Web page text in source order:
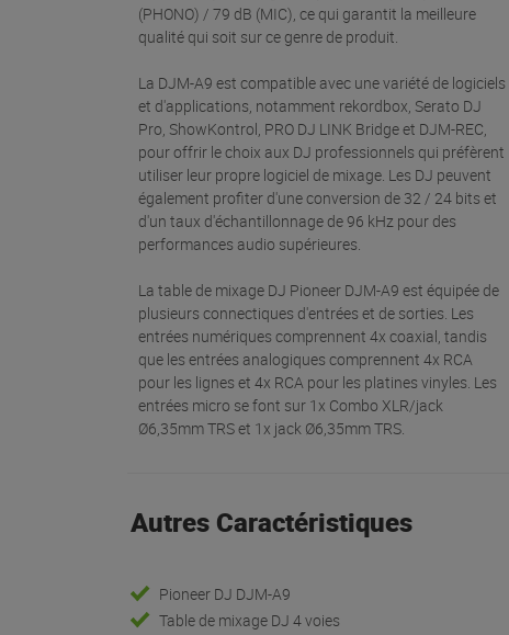
(PHONO) / 79 dB (MIC), ce qui garantit la meilleure
qualité qui soit sur ce genre de produit.
La DJM-A9 est compatible avec une variété de logiciels
et d'applications, notamment rekordbox, Serato DJ
Pro, ShowKontrol, PRO DJ LINK Bridge et DJM-REC,
pour offrir le choix aux DJ professionnels qui préfèrent
utiliser leur propre logiciel de mixage. Les DJ peuvent
également profiter d'une conversion de 32 / 24 bits et
d'un taux d'échantillonnage de 96 kHz pour des
performances audio supérieures.
La table de mixage DJ Pioneer DJM-A9 est équipée de
plusieurs connectiques d'entrées et de sorties. Les
entrées numériques comprennent 4x coaxial, tandis
que les entrées analogiques comprennent 4x RCA
pour les lignes et 4x RCA pour les platines vinyles. Les
entrées micro se font sur 1x Combo XLR/jack
Ø6,35mm TRS et 1x jack Ø6,35mm TRS.
Autres Caractéristiques
Pioneer DJ DJM-A9
Table de mixage DJ 4 voies